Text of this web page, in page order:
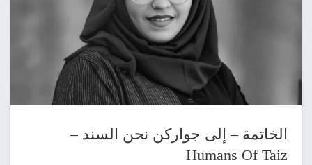
الخاتمة – إلى جواركن نحن السند –
Humans Of Taiz